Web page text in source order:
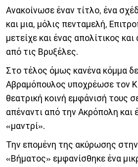
Ανακοίνωσε έναν τίτλο, ένα
και μια, μόλις πενταμελή,
μετείχε και ένας απολίτικος
από τις Βρυξέλες.
Στο τέλος όμως κανένα κόμμα
Αβραμόπουλος υποχρέωσε τον
θεατρική κοινή εμφάνισή τους
απέναντι από την Ακρόπολη και
«μαντρί».
Την επομένη της ακύρωσης
«Βήματος» εμφανίσθηκε ένα